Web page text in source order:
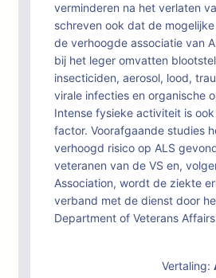
verminderen na het verlaten
schreven ook dat de
de verhoogde associatie van
bij het leger omvatten
insecticiden, aerosol, lood,
virale infecties en organische
Intense fysieke activiteit is
factor. Voorafgaande studies
verhoogd risico op ALS
veteranen van de VS en,
Association, wordt de ziekte
verband met de dienst door
Department of Veterans
Vertaling: